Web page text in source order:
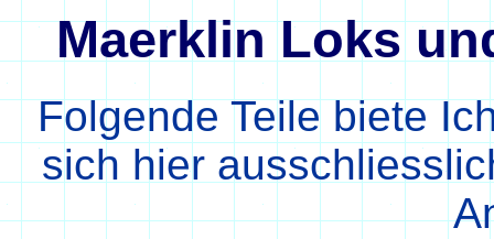
Maerklin Loks
Folgende Teile biete
sich hier